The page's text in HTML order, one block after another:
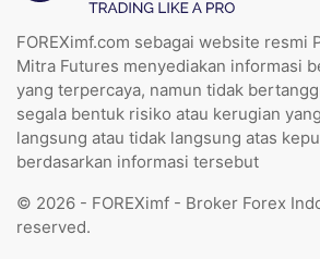
FOREXimf.com sebagai website resmi
Mitra Futures menyediakan informasi
yang terpercaya, namun tidak
segala bentuk risiko atau kerugian
langsung atau tidak langsung atas
berdasarkan informasi tersebut
© 2026 - FOREXimf - Broker Forex
reserved.